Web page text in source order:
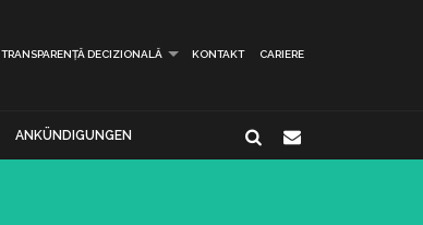
TRANSPARENȚĂ DECIZIONALĂ KONTAKT CARIERE
ANKÜNDIGUNGEN